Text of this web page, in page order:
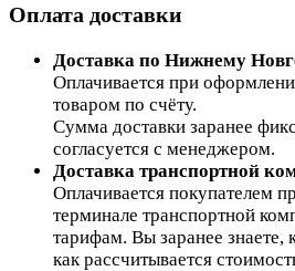
Оплата доставки
Доставка по Нижнему
Оплачивается при
товаром по счёту.
Сумма доставки заранее
согласуется с менеджером.
Доставка транспортной
Оплачивается покупателем
терминале транспортной
тарифам. Вы заранее знаете,
как рассчитывается